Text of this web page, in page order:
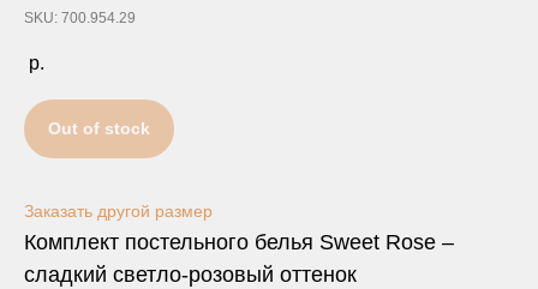
SKU: 700.954.29
р.
Out of stock
Заказать другой размер
Комплект постельного белья Sweet Rose –
сладкий светло-розовый оттенок